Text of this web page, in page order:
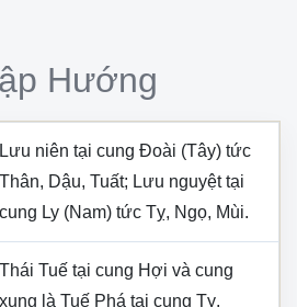
Hướng
Lưu niên tại cung Đoài (Tây) tức
Thân, Dậu, Tuất; Lưu nguyệt tại
cung Ly (Nam) tức Tỵ, Ngọ, Mùi.
Thái Tuế tại cung Hợi và cung
xung là Tuế Phá tại cung Tỵ.